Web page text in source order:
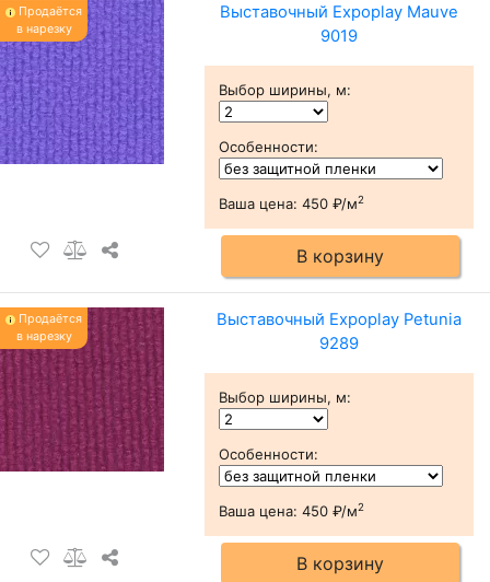
Продаётся
в нарезку
Выставочный Expoplay Mauve
9019
Выбор ширины, м:
Особенности:
Ваша цена: 450 ₽/м2
В корзину
Продаётся
в нарезку
Выставочный Expoplay Petunia
9289
Выбор ширины, м:
Особенности:
Ваша цена: 450 ₽/м2
В корзину